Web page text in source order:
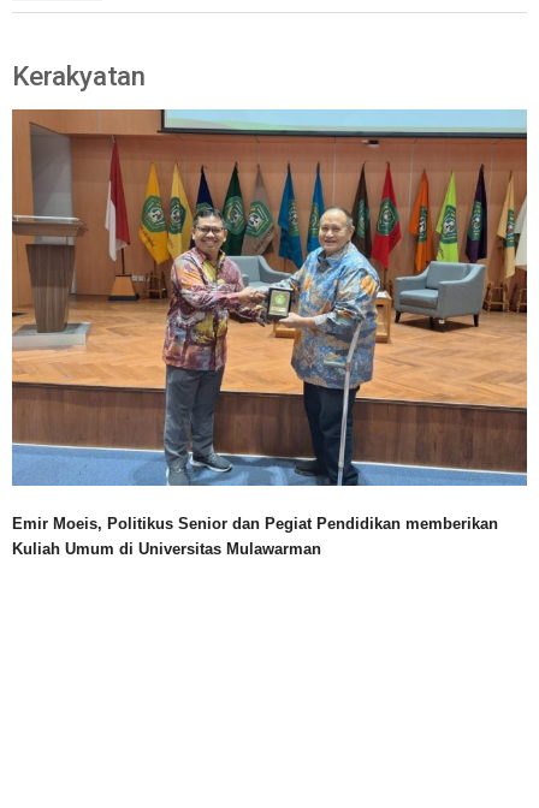
Kerakyatan
Emir Moeis, Politikus Senior dan Pegiat Pendidikan memberikan
Kuliah Umum di Universitas Mulawarman